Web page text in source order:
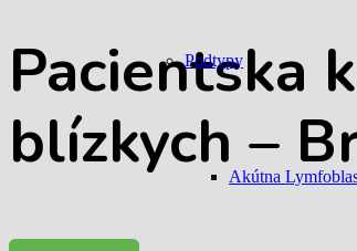
Podtypy
Akútna
Pacientska
blízkych –